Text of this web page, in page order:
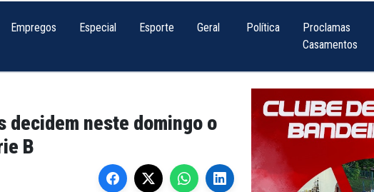
Empregos Especial Esporte Geral Política
Proclamas
Casamentos
decidem neste domingo o
B